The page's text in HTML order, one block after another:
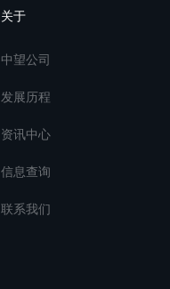
关于
中望公司
发展历程
资讯中心
信息查询
联系我们